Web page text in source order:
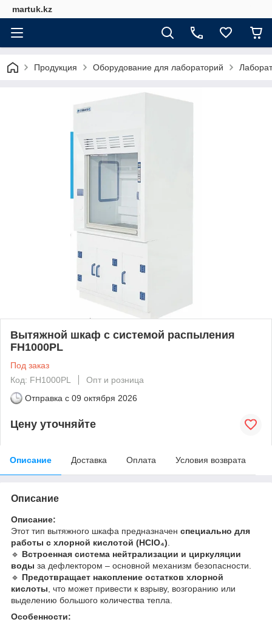
martuk.kz
Продукция Оборудование для лабораторий
Вытяжной шкаф с системой распыления
FH1000PL
Под заказ
Код: FH1000PL
Опт и розница
Отправка с 09 октября 2026
Цену уточняйте
Описание Доставка Оплата Условия возврата
Описание
Описание:
Этот тип вытяжного шкафа предназначен специально для
работы с хлорной кислотой (HClO₄)
🔹 Встроенная система нейтрализации и циркуляции
воды за дефлектором – основной механизм безопасности.
🔹 Предотвращает накопление остатков хлорной
кислоты , что может привести к взрыву, возгоранию или
выделению большого количества тепла.
Особенности: